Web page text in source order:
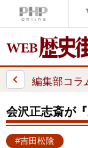
編集部コラ
会沢正志斎が
#吉田松陰